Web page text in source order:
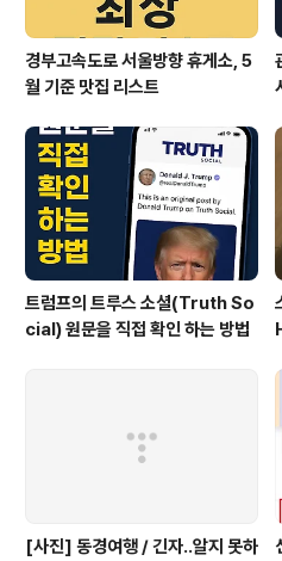
경부고속도로 서울방향 휴게소, 5
월 기준 맛집 리스트
트럼프의 트루스 소셜(Truth So
cial) 원문을 직접 확인 하는 방법
[사진] 동경여행 / 긴자..알지 못하